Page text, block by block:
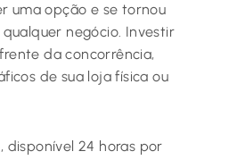
uma opção e se tornou
negócio. Investir
da concorrência,
de sua loja física ou
disponível 24 horas por